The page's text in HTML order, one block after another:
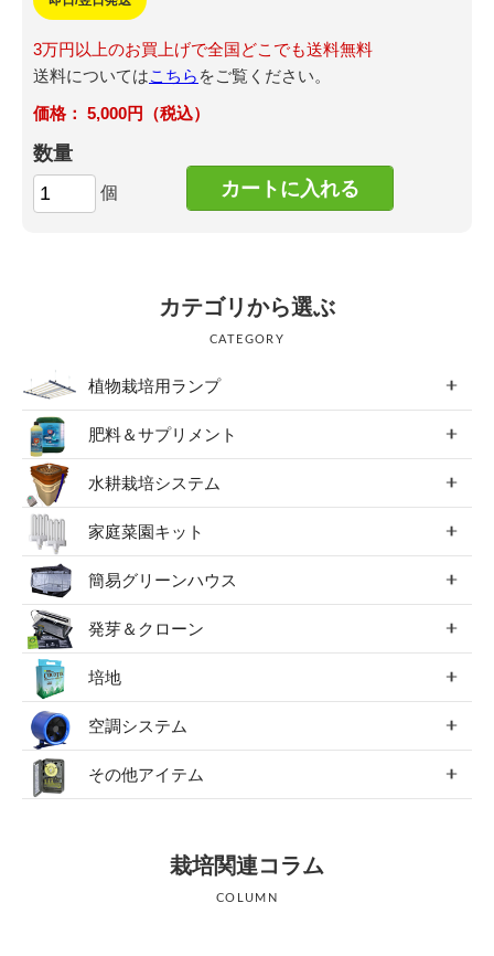
3万円以上のお買上げで全国どこでも送料無料
送料についてはこちら をご覧ください。
5,000円（税込）
数量
個
カテゴリから選ぶ
CATEGORY
植物栽培用ランプ
肥料＆サプリメント
水耕栽培システム
家庭菜園キット
簡易グリーンハウス
発芽＆クローン
培地
空調システム
その他アイテム
栽培関連コラム
COLUMN